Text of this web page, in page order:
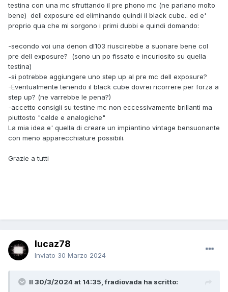
testina con una mc sfruttando il pre phono mc (ne parlano molto
bene) dell exposure ed eliminando quindi il black cube.. ed e'
proprio qua che mi sorgono i primi dubbi e quindi domando:
-secondo voi una denon dl103 riuscirebbe a suonare bene col
pre dell exposure? (sono un po fissato e incuriosito su quella
testina)
-si potrebbe aggiungere uno step up al pre mc dell exposure?
-Eventualmente tenendo il black cube dovrei ricorrere per forza a
step up? (ne varrebbe le pena?)
-accetto consigli su testine mc non eccessivamente brillanti ma
piuttosto "calde e analogiche"
La mia idea e' quella di creare un impiantino vintage bensuonante
con meno apparecchiature possibili.
Grazie a tutti
lucaz78
Inviato 30 Marzo 2024
Il 30/3/2024 at 14:35, fradiovada ha scritto: